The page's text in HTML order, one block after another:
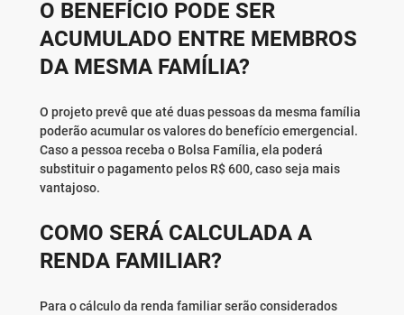
O BENEFÍCIO PODE SER
ACUMULADO ENTRE MEMBROS
DA MESMA FAMÍLIA?
O projeto prevê que até duas pessoas da mesma família
poderão acumular os valores do benefício emergencial.
Caso a pessoa receba o Bolsa Família, ela poderá
substituir o pagamento pelos R$ 600, caso seja mais
vantajoso.
COMO SERÁ CALCULADA A
RENDA FAMILIAR?
Para o cálculo da renda familiar serão considerados